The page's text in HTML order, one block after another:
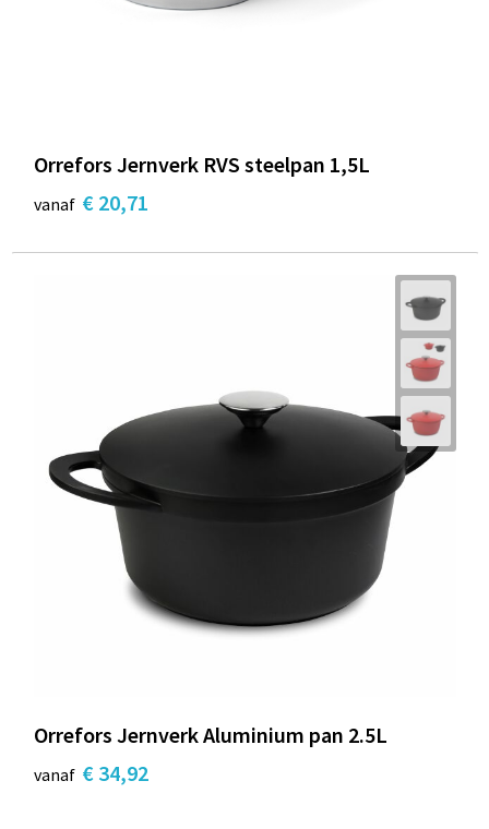
Orrefors Jernverk RVS steelpan 1,5L
vanaf € 20,71
Orrefors Jernverk Aluminium pan 2.5L
vanaf € 34,92